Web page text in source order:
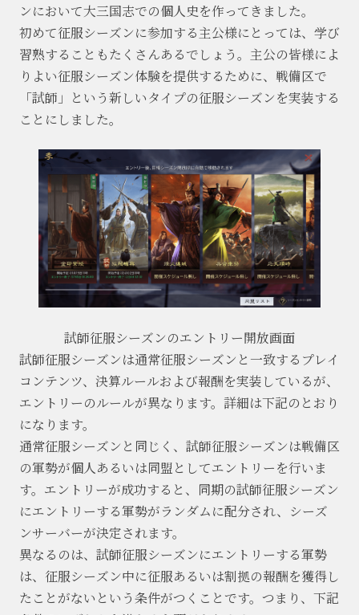
ンにおいて大三国志での個人史を作ってきました。
初めて征服シーズンに参加する主公様にとっては、学び
習熟することもたくさんあるでしょう。主公の皆様によ
りよい征服シーズン体験を提供するために、戦備区で
「試師」という新しいタイプの征服シーズンを実装する
ことにしました。
試師征服シーズンのエントリー開放画面
試師征服シーズンは通常征服シーズンと一致するプレイ
コンテンツ、決算ルールおよび報酬を実装しているが、
エントリーのルールが異なります。詳細は下記のとおり
になります。
通常征服シーズンと同じく、試師征服シーズンは戦備区
の軍勢が個人あるいは同盟としてエントリーを行いま
す。エントリーが成功すると、同期の試師征服シーズン
にエントリーする軍勢がランダムに配分され、シーズ
ンサーバーが決定されます。
異なるのは、試師征服シーズンにエントリーする軍勢
は、征服シーズン中に征服あるいは割拠の報酬を獲得し
たことがないという条件がつくことです。つまり、下記